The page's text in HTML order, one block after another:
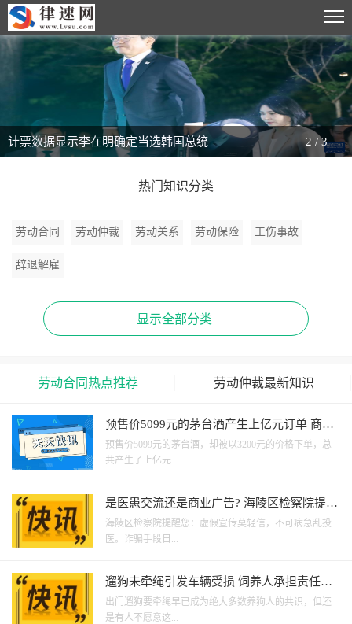
计票数据显示李在明确定当选韩国总统 2 /3
热门知识分类
劳动合同 劳动仲裁 劳动关系 劳动保险 工伤事故
辞退解雇
显示全部分类
劳动合同热点推荐 劳动仲裁最新知识
预售价5099元的茅台酒产生上亿元订单 商家
起诉撤销买卖合同
预售价5099元的茅台酒，却被以3200元的价格下单，总
共产生了上亿元...
是医患交流还是商业广告? 海陵区检察院提醒
虚假宣传莫轻信
海陵区检察院提醒您：虚假宣传莫轻信，不可病急乱投
医。诈骗手段日...
遛狗未牵绳引发车辆受损 饲养人承担责任被
判赔1032元
出门遛狗要牵绳早已成为绝大多数养狗人的共识，但还
是有人不愿意这...